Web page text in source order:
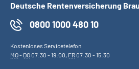
Deutsche Rentenversicherung
0800 1000 480 10
Kostenloses Servicetelefon
MO- DO07:30 - 19:00, FR07:30 - 15:30